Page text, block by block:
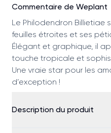
Commentaire de Weplant
Le Philodendron Billietiae
feuilles étroites et ses
Élégant et graphique, il
touche tropicale et
Une vraie star pour les
d’exception !
Description du produit